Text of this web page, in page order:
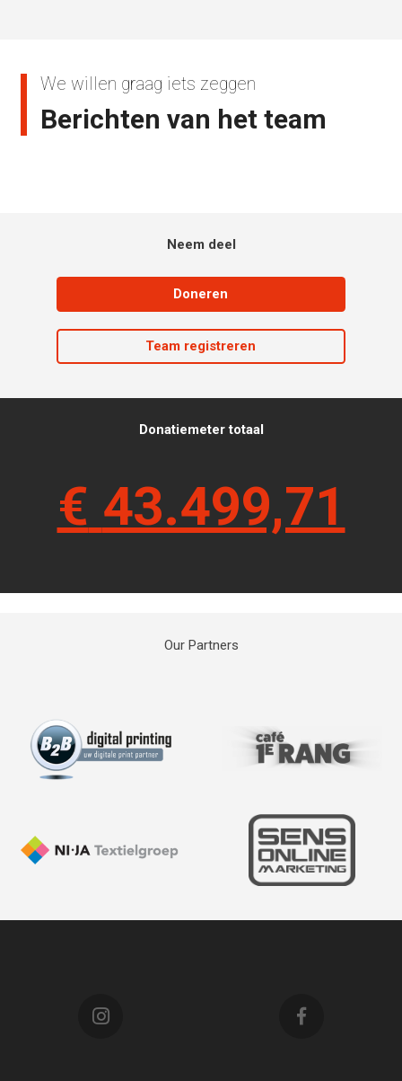
We willen graag iets zeggen
Berichten van het team
Neem deel
Doneren
Team registreren
Donatiemeter totaal
€ 43.499,71
Our Partners